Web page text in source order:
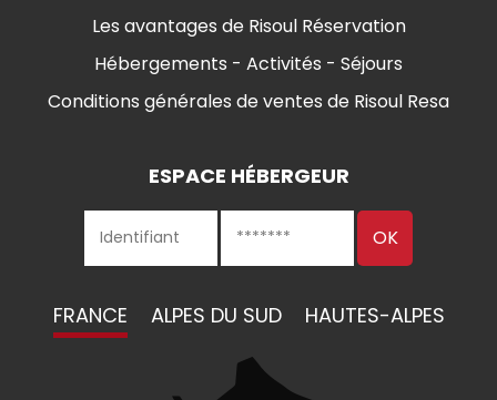
Les avantages de Risoul Réservation
Hébergements - Activités - Séjours
Conditions générales de ventes de Risoul Resa
ESPACE HÉBERGEUR
FRANCE ALPES DU SUD HAUTES-ALPES